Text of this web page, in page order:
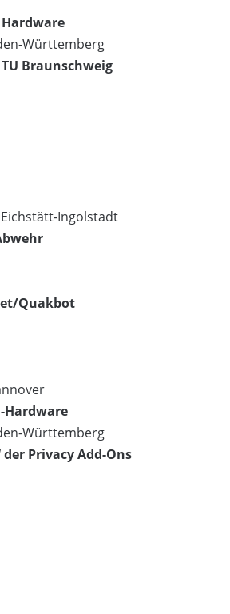
Württemberg
Braunschweig
Ingolstadt
Quakbot
Hardware
Württemberg
der Privacy Add-Ons